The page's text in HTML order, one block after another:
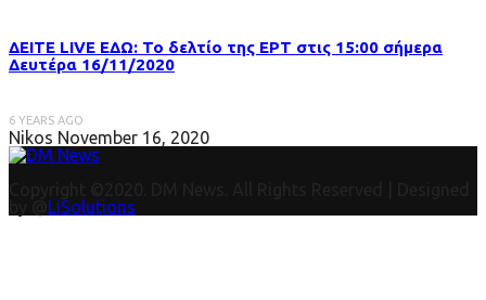
ΔΕΙΤΕ LIVE ΕΔΩ: Το δελτίο της ΕΡΤ στις 15:00 σήμερα
Δευτέρα 16/11/2020
6 YEARS AGO
Nikos November 16, 2020
LiSolutions